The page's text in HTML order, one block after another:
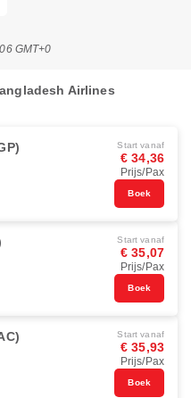
GMT+0
Airlines
Start vanaf
€ 34,36
Prijs/Pax
Boek
Start vanaf
€ 35,07
Prijs/Pax
Boek
Start vanaf
€ 35,93
Prijs/Pax
Boek